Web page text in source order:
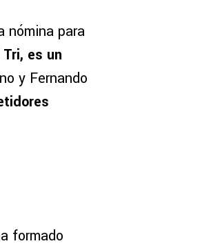
nómina para
es un
y Fernando
formado